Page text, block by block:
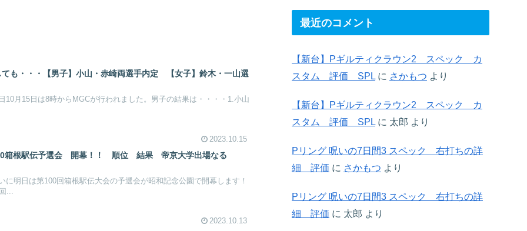
も・・・【男子】小山・赤崎両選手内定 【女子】鈴木・一山選
10月15日は8時からMGCが行われました。男子の結果は・・・・1.小山
2023.10.15
箱根駅伝予選会 開幕！！ 順位 結果 帝京大学出場なる
に明日は第100回箱根駅伝大会の予選会が昭和記念公園で開幕します！
...
2023.10.13
最近のコメント
【新台】Pギルティクラウン2 スペック カ
スタム 評価 SPL に さかもつ より
【新台】Pギルティクラウン2 スペック カ
スタム 評価 SPL に 太郎 より
Pリング 呪いの7日間3 スペック 右打ちの詳
細 評価 に さかもつ より
Pリング 呪いの7日間3 スペック 右打ちの詳
細 評価 に 太郎 より